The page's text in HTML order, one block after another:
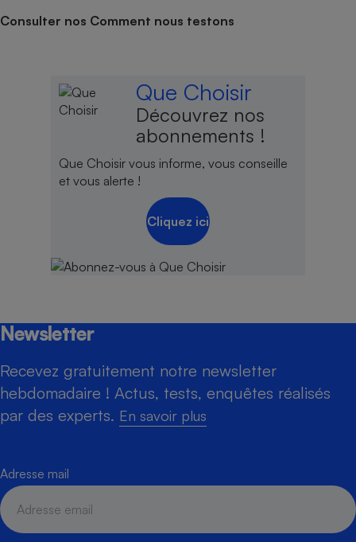
Consulter nos Comment nous testons
Que Choisir
Découvrez nos
abonnements !
Que Choisir vous informe, vous conseille
et vous alerte !
Cliquez ici
Newsletter
Recevez gratuitement notre newsletter
hebdomadaire ! Actus, tests, enquêtes réalisés
par des experts. En savoir plus
Adresse mail